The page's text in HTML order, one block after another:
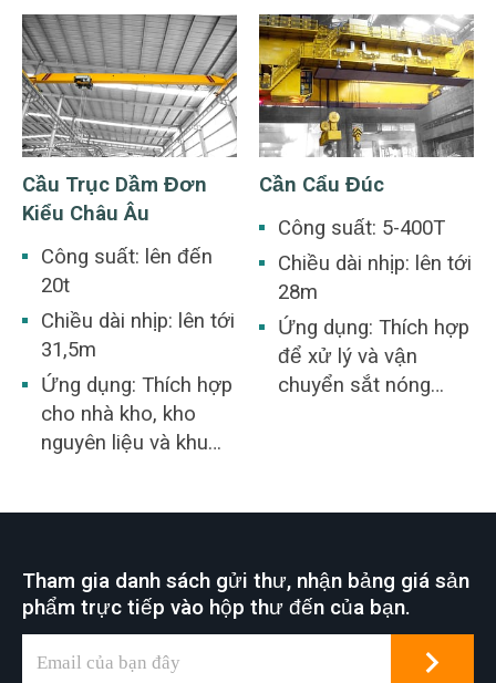
nhà máy điện, xưởng
công nghiệp nhẹ và
dệt may, xưởng công
nghiệp thực phẩm.
cảng và đóng tàu, v.v.
cẩu trục là đặc điểm
chung của nhiều nơi
làm việc công nghiệp
phục vụ các ứng
dụng nâng hạ khác
nhau.
Cầu Trục Dầm Đơn
Kiểu Châu Âu
Công suất: lên đến
20t
Chiều dài nhịp: lên tới
31,5m
Ứng dụng: Thích hợp
cho nhà kho, kho
nguyên liệu và khu
Cần Cẩu Đúc
Công suất: 5-400T
Chiều dài nhịp: lên tới
28m
Ứng dụng: Thích hợp
để xử lý và vận
chuyển sắt nóng
Tham gia danh sách gửi thư, nhận bảng giá sản
phẩm trực tiếp vào hộp thư đến của bạn.